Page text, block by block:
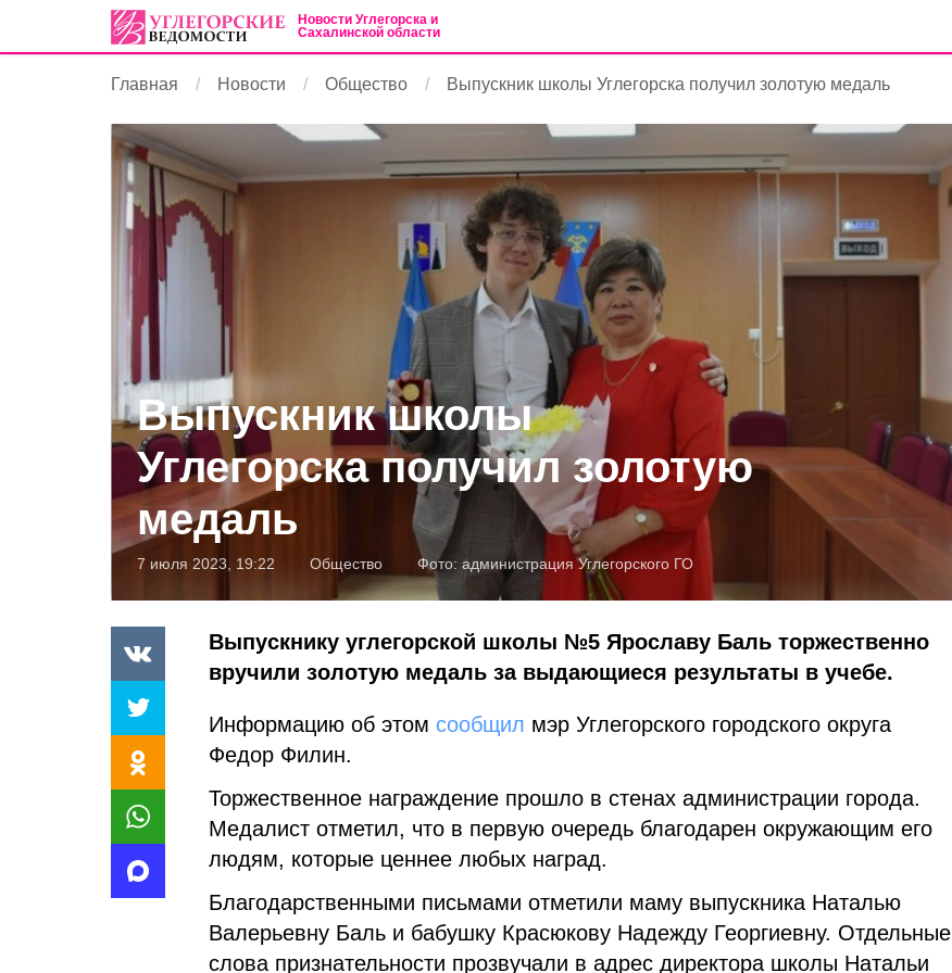
Новости Углегорска и
Сахалинской области
Главная Новости Общество Выпускник школы Углегорска получил золотую медаль
Выпускник школы
Углегорска получил золотую
медаль
7 июля 2023, 19:22 Общество Фото: администрация Углегорского ГО
Выпускнику углегорской школы №5 Ярославу Баль торжественно
вручили золотую медаль за выдающиеся результаты в учебе.
Информацию об этом сообщил мэр Углегорского городского округа
Федор Филин.
Торжественное награждение прошло в стенах администрации города.
Медалист отметил, что в первую очередь благодарен окружающим его
людям, которые ценнее любых наград.
Благодарственными письмами отметили маму выпускника Наталью
Валерьевну Баль и бабушку Красюкову Надежду Георгиевну. Отдельные
слова признательности прозвучали в адрес директора школы Натальи